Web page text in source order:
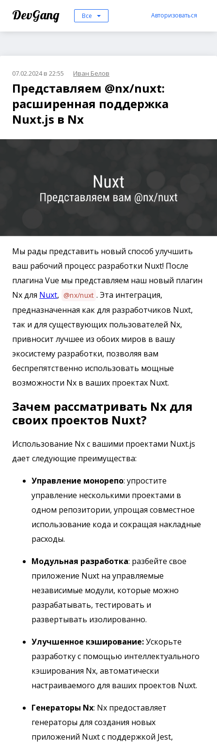
DevGang Все Авторизоваться
07.02.2024 в 22:55 Иван Белов
Представляем @nx/nuxt:
расширенная поддержка
Nuxt.js в Nx
Мы рады представить новый способ улучшить
ваш рабочий процесс разработки Nuxt! После
плагина Vue мы представляем наш новый плагин
Nx для Nuxt, @nx/nuxt . Эта интеграция,
предназначенная как для разработчиков Nuxt,
так и для существующих пользователей Nx,
привносит лучшее из обоих миров в вашу
экосистему разработки, позволяя вам
беспрепятственно использовать мощные
возможности Nx в ваших проектах Nuxt.
Зачем рассматривать Nx для
своих проектов Nuxt?
Использование Nx с вашими проектами Nuxt.js
дает следующие преимущества:
Управление монорепо: упростите
управление несколькими проектами в
одном репозитории, упрощая совместное
использование кода и сокращая накладные
расходы.
Модульная разработка: разбейте свое
приложение Nuxt на управляемые
независимые модули, которые можно
разрабатывать, тестировать и
развертывать изолированно.
Улучшенное кэширование:Ускорьте
разработку с помощью интеллектуального
кэширования Nx, автоматически
настраиваемого для ваших проектов Nuxt.
Генераторы Nx: Nx предоставляет
генераторы для создания новых
приложений Nuxt с поддержкой Jest,